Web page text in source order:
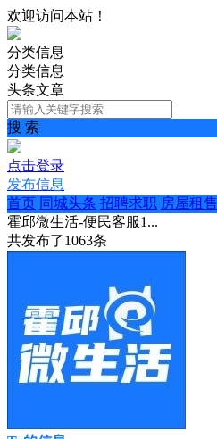
欢迎访问本站！
分类信息
分类信息
头条文章
搜 索
点击登录
发布信息
首页 同城头条 招聘求职 房屋租售
霍邱微生活-便民客服1...
共发布了1063条